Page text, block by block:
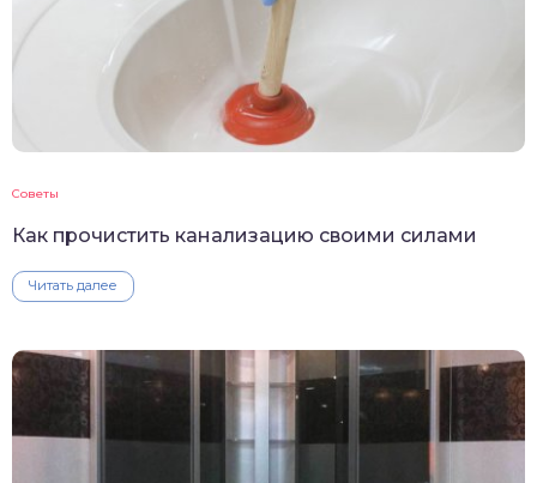
Советы
Как прочистить канализацию своими силами
Читать далее